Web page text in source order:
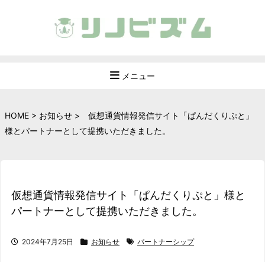
メニュー
HOME > お知らせ >
仮想通貨情報発信サイト「ぱんだくりぷと」
様とパートナーとして提携いただきました。
仮想通貨情報発信サイト「ぱんだくりぷと」様と
パートナーとして提携いただきました。
2024年7月25日 お知らせ パートナーシップ